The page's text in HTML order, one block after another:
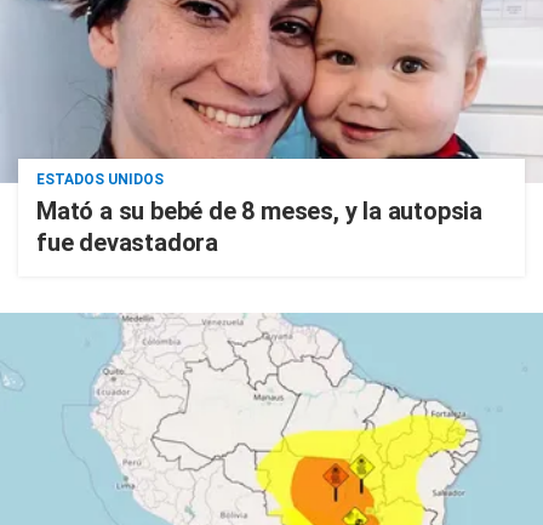
ESTADOS UNIDOS
Mató a su bebé de 8 meses, y la autopsia
fue devastadora